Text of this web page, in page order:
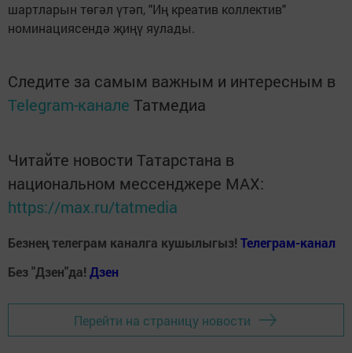
шартларын төгәл үтәп, "Иң креатив коллектив"
номинациясендә җиңү яулады.
Следите за самым важным и интересным в
Telegram-канале Татмедиа
Читайте новости Татарстана в
национальном мессенджере MАХ:
https://max.ru/tatmedia
Безнең телеграм каналга кушылыгыз! Телеграм-канал
Без "Дзен"да! Дзен
Перейти на страницу новости